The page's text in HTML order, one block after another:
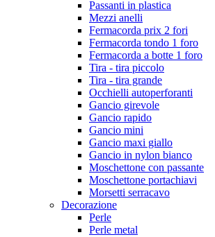
Passanti in plastica
Mezzi anelli
Fermacorda prix 2 fori
Fermacorda tondo 1 foro
Fermacorda a botte 1 foro
Tira - tira piccolo
Tira - tira grande
Occhielli autoperforanti
Gancio girevole
Gancio rapido
Gancio mini
Gancio maxi giallo
Gancio in nylon bianco
Moschettone con passante
Moschettone portachiavi
Morsetti serracavo
Decorazione
Perle
Perle metal